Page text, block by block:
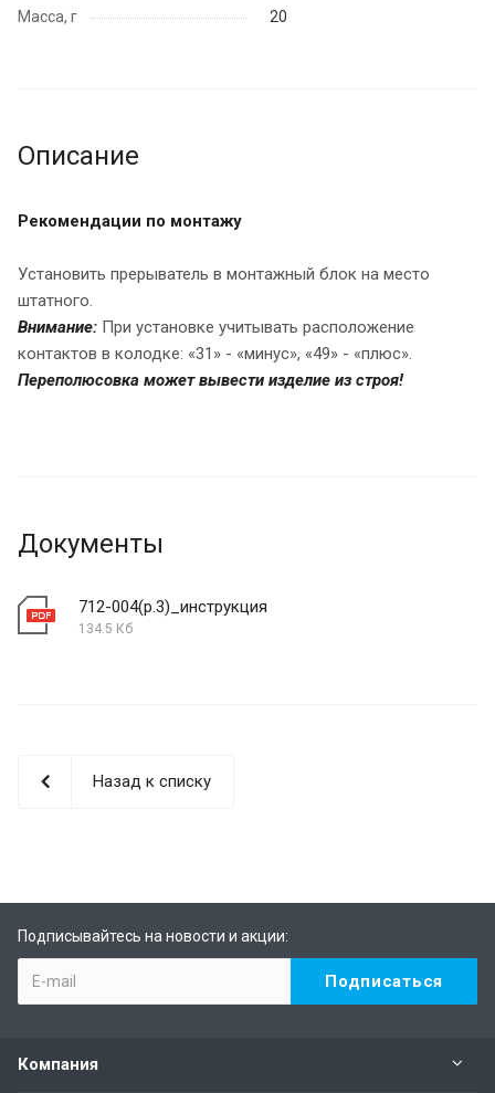
Масса, г
20
Описание
Рекомендации по монтажу
Установить прерыватель в монтажный блок на место
штатного.
Внимание: При установке учитывать расположение
контактов в колодке: «31» - «минус», «49» - «плюс».
Переполюсовка может вывести изделие из строя!
Документы
712-004(р.3)_инструкция
134.5 Кб
Назад к списку
Подписывайтесь на новости и акции:
Компания